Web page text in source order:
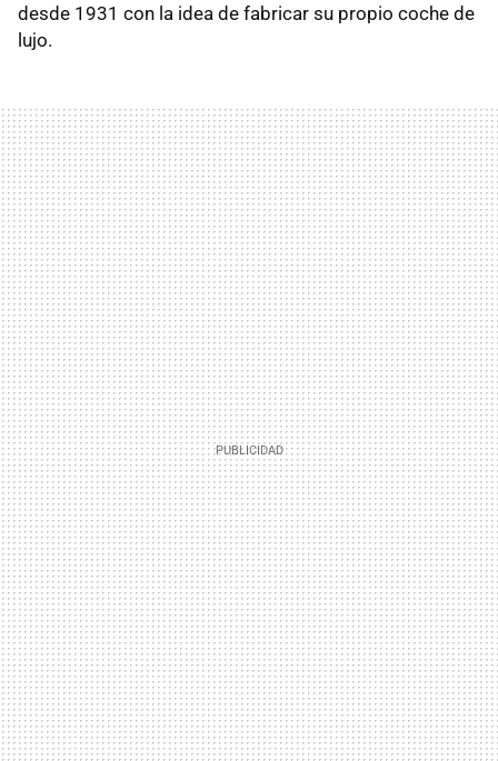
desde 1931 con la idea de fabricar su propio coche de
lujo.